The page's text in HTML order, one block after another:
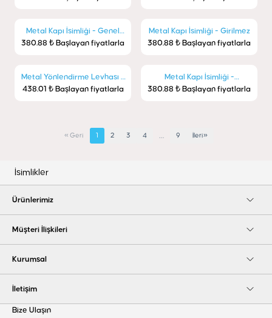
Metal Kapı İsimliği - Genel
Müdür
380.88 ₺ Başlayan fiyatlarla
Metal Kapı İsimliği - Girilmez
380.88 ₺ Başlayan fiyatlarla
Metal Yönlendirme Levhası -
Çıkış
438.01 ₺ Başlayan fiyatlarla
Metal Kapı İsimliği -
Bakım/Onarım
380.88 ₺ Başlayan fiyatlarla
« Geri 1 2 3 4 … 9 İleri»
İsimlikler
Ürünlerimiz
Müşteri İlişkileri
Kurumsal
İletişim
Bize Ulaşın